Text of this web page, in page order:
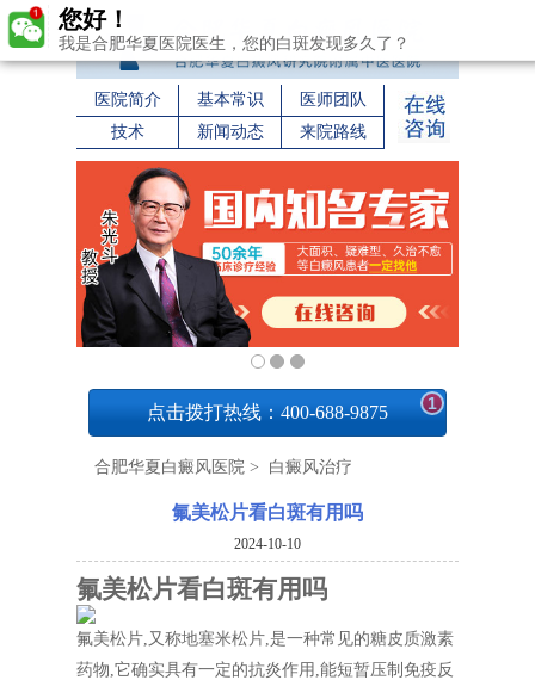
医院简介 基本常识
医师团队
技术
新闻动态 来院路线
点击拨打热线：400-688-9875 1
合肥华夏白癜风医院 > 白癜风治疗
氟美松片看白斑有用吗
2024-10-10
氟美松片看白斑有用吗
氟美松片,又称地塞米松片,是一种常见的糖皮质激素
药物,它确实具有一定的抗炎作用,能短暂压制免疫反
您好！
我是合肥华夏医院医生，您的白斑发现多久了？